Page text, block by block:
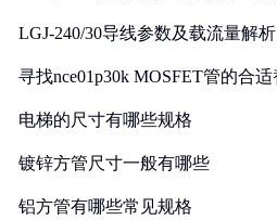
LGJ-240/30导线参数及载流量解析
寻找nce01p30k MOSFET管的合
电梯的尺寸有哪些规格
镀锌方管尺寸一般有哪些
铝方管有哪些常见规格